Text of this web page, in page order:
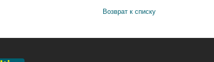
Возврат к списку